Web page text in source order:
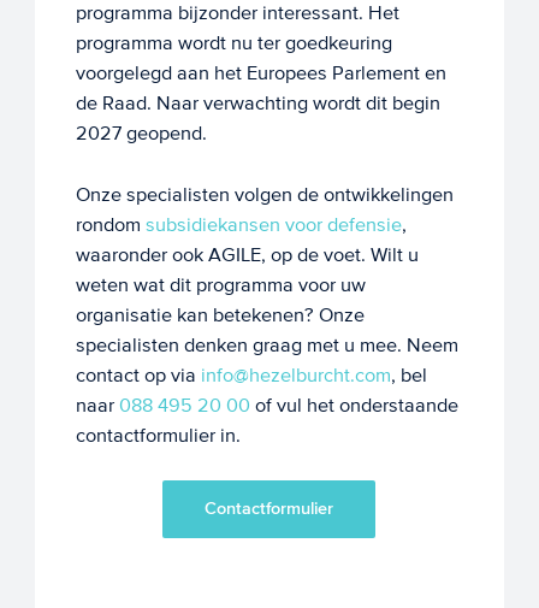
programma bijzonder interessant. Het
programma wordt nu ter goedkeuring
voorgelegd aan het Europees Parlement en
de Raad. Naar verwachting wordt dit begin
2027 geopend.
Onze specialisten volgen de ontwikkelingen
rondom subsidiekansen voor defensie,
waaronder ook AGILE, op de voet. Wilt u
weten wat dit programma voor uw
organisatie kan betekenen? Onze
specialisten denken graag met u mee. Neem
contact op via info@hezelburcht.com, bel
naar 088 495 20 00 of vul het onderstaande
contactformulier in.
Contactformulier